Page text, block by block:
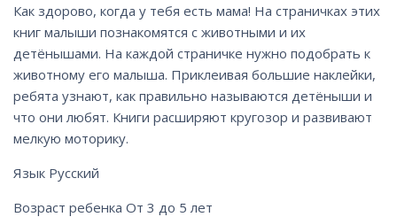
Как здорово, когда у тебя есть мама! На страничках этих
книг малыши познакомятся с животными и их
детёнышами. На каждой страничке нужно подобрать к
животному его малыша. Приклеивая большие наклейки,
ребята узнают, как правильно называются детёныши и
что они любят. Книги расширяют кругозор и развивают
мелкую моторику.
Язык Русский
Возраст ребенка От 3 до 5 лет